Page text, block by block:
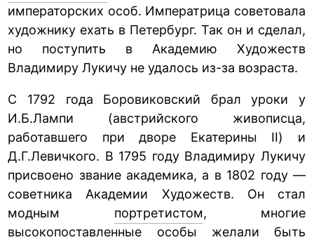
императорских особ. Императрица советовала
художнику ехать в Петербург. Так он и сделал,
но поступить в Академию Художеств
Владимиру Лукичу не удалось из-за возраста.
С 1792 года Боровиковский брал уроки у
И.Б.Лампи (австрийского живописца,
работавшего при дворе Екатерины II) и
Д.Г.Левичкого. В 1795 году Владимиру Лукичу
присвоено звание академика, а в 1802 году —
советника Академии Художеств. Он стал
модным портретистом, многие
высокопоставленные особы желали быть